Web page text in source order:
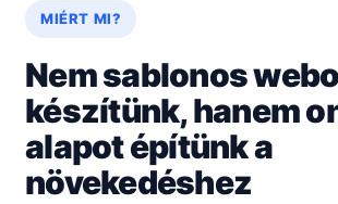
MIÉRT MI?
Nem sablonos
készítünk, hanem
alapot építünk a
növekedéshez